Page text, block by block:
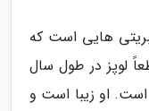
هایی است که
لوپز در طول سال
او زیبا است و